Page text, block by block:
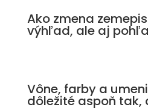
Ako zmena
výhľad, ale aj
Vône, farby a
dôležité aspoň tak,